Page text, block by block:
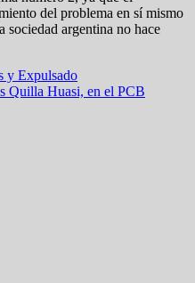
del problema en sí mismo
sociedad argentina no hace
y Expulsado
Quilla Huasi, en el PCB